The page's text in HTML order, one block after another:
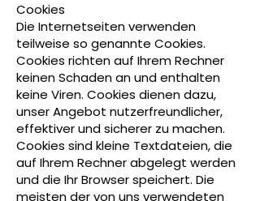
Cookies
Die Internetseiten verwenden
teilweise so genannte Cookies.
Cookies richten auf Ihrem Rechner
keinen Schaden an und enthalten
keine Viren. Cookies dienen dazu,
unser Angebot nutzerfreundlicher,
effektiver und sicherer zu machen.
Cookies sind kleine Textdateien, die
auf Ihrem Rechner abgelegt werden
und die Ihr Browser speichert. Die
meisten der von uns verwendeten